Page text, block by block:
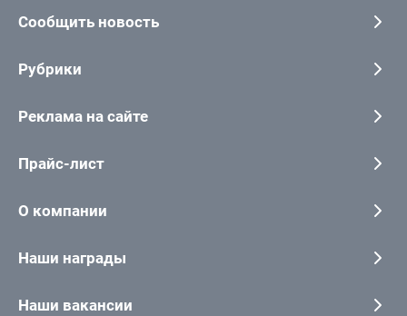
Сообщить новость
Рубрики
Реклама на сайте
Прайс-лист
О компании
Наши награды
Наши вакансии